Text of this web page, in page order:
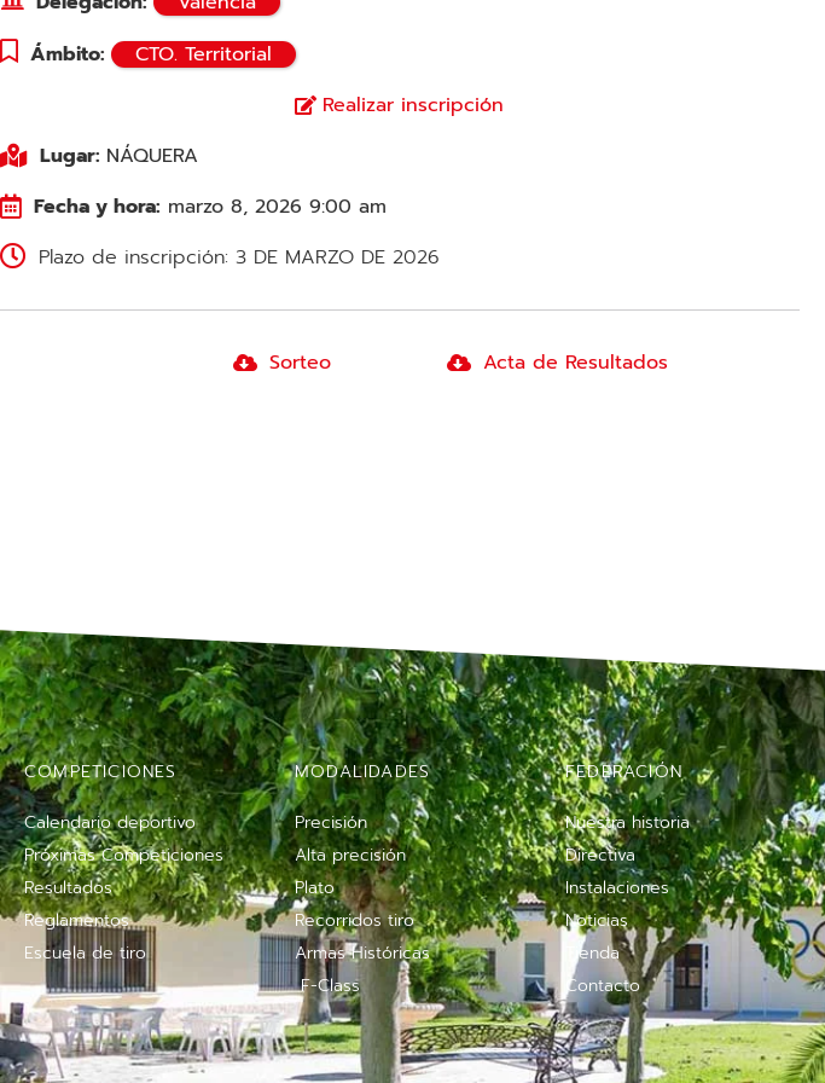
Ámbito:
CTO. Territorial
Realizar inscripción
Lugar: NÁQUERA
Fecha y hora: marzo 8, 2026 9:00 am
Plazo de inscripción: 3 DE MARZO DE 2026
Sorteo Acta de Resultados
COMPETICIONES
Calendario deportivo
Próximas Competiciones
Resultados
Reglamentos
Escuela de tiro
MODALIDADES
Precisión
Alta precisión
Plato
Recorridos tiro
Armas Históricas
F-Class
FEDERACIÓN
Nuestra historia
Directiva
Instalaciones
Noticias
Tienda
Contacto